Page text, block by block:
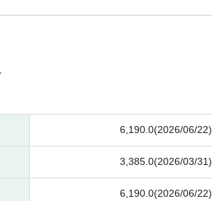
6,190.0(2026/06/22)
3,385.0(2026/03/31)
6,190.0(2026/06/22)